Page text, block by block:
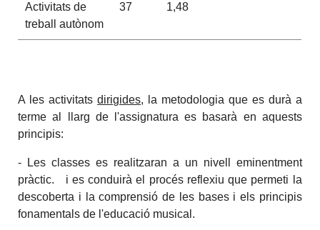
Activitats de
treball autònom
37 1,48
A les activitatsdirigides, la metodologia que es durà a
terme al llarg de l'assignatura es basarà en aquests
principis:
- Les classes es realitzaran a un nivell eminentment
pràctic. i es conduirà el procés reflexiu que permeti la
descoberta i la comprensió de les bases i els principis
fonamentals de l'educació musical.